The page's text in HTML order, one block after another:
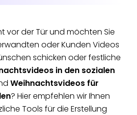
vor der Tür und möchten Sie
oder Kunden Videos
schicken oder festliche
in den sozialen
Weihnachtsvideos für
? Hier empfehlen wir Ihnen
Tools für die Erstellung